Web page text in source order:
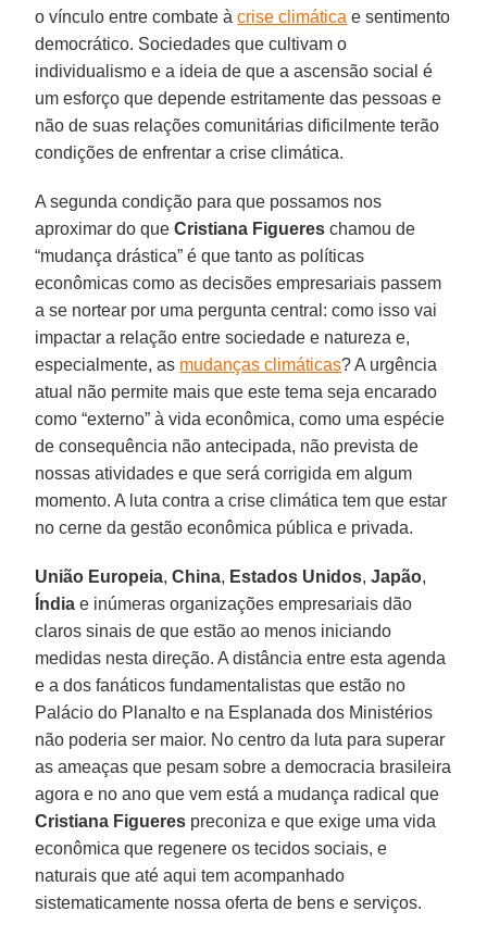
o vínculo entre combate àcrise climática e sentimento
democrático. Sociedades que cultivam o
individualismo e a ideia de que a ascensão social é
um esforço que depende estritamente das pessoas e
não de suas relações comunitárias dificilmente terão
condições de enfrentar a crise climática.
A segunda condição para que possamos nos
aproximar do queCristiana Figueres chamou de
“mudança drástica” é que tanto as políticas
econômicas como as decisões empresariais passem
a se nortear por uma pergunta central: como isso vai
impactar a relação entre sociedade e natureza e,
especialmente, as mudanças climáticas? A urgência
atual não permite mais que este tema seja encarado
como “externo” à vida econômica, como uma espécie
de consequência não antecipada, não prevista de
nossas atividades e que será corrigida em algum
momento. A luta contra a crise climática tem que estar
no cerne da gestão econômica pública e privada.
União Europeia,China, Estados Unidos,Japão,
Índia e inúmeras organizações empresariais dão
claros sinais de que estão ao menos iniciando
medidas nesta direção. A distância entre esta agenda
e a dos fanáticos fundamentalistas que estão no
Palácio do Planalto e na Esplanada dos Ministérios
não poderia ser maior. No centro da luta para superar
as ameaças que pesam sobre a democracia brasileira
agora e no ano que vem está a mudança radical que
Cristiana Figueres preconiza e que exige uma vida
econômica que regenere os tecidos sociais, e
naturais que até aqui tem acompanhado
sistematicamente nossa oferta de bens e serviços.